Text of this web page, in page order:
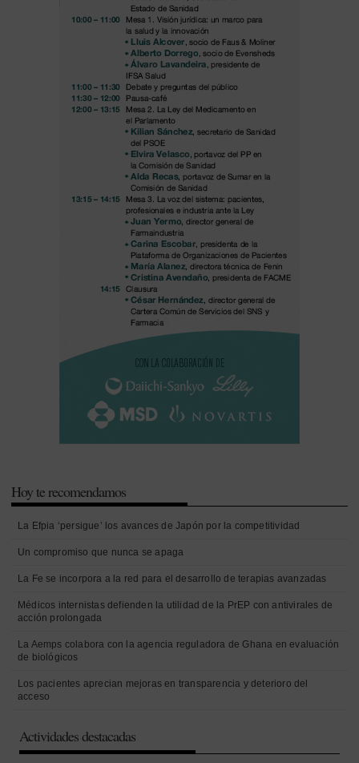
Hoy te recomendamos
La Efpia ‘persigue’ los avances de Japón por la competitividad
Un compromiso que nunca se apaga
La Fe se incorpora a la red para el desarrollo de terapias avanzadas
Médicos internistas defienden la utilidad de la PrEP con antivirales de
acción prolongada
La Aemps colabora con la agencia reguladora de Ghana en evaluación
de biológicos
Los pacientes aprecian mejoras en transparencia y deterioro del
acceso
Actividades destacadas